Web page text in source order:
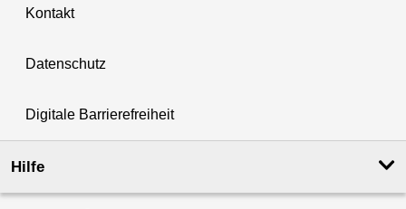
Kontakt
Datenschutz
Digitale Barrierefreiheit
Hilfe